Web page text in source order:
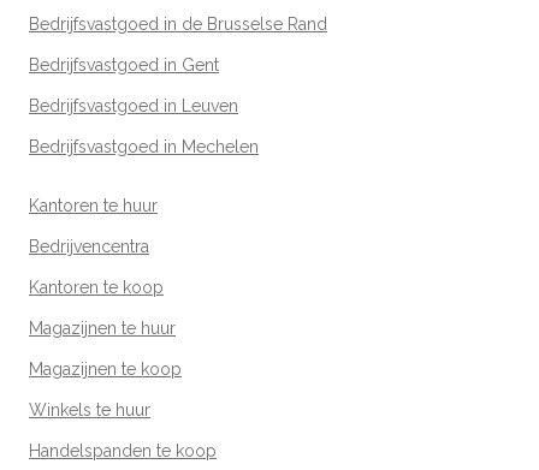
Bedrijfsvastgoed in de Brusselse Rand
Bedrijfsvastgoed in Gent
Bedrijfsvastgoed in Leuven
Bedrijfsvastgoed in Mechelen
Kantoren te huur
Bedrijvencentra
Kantoren te koop
Magazijnen te huur
Magazijnen te koop
Winkels te huur
Handelspanden te koop